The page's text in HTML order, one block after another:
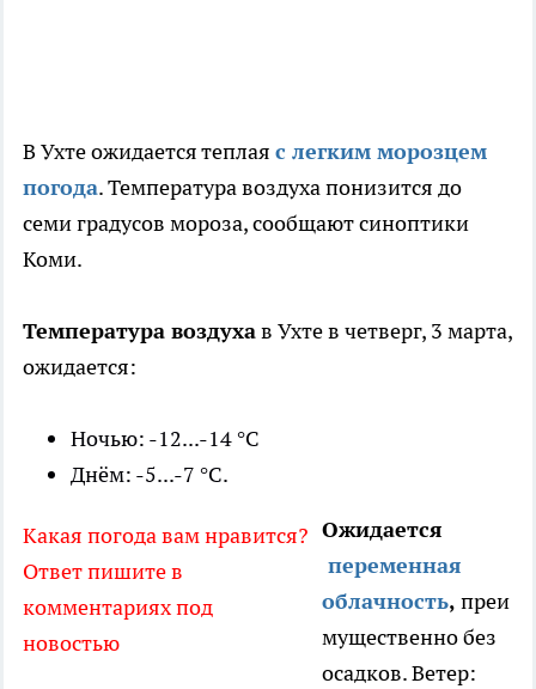
В Ухте ожидается теплая с легким морозцем
погода. Температура воздуха понизится до
семи градусов мороза, сообщают синоптики
Коми.
Температура воздухав Ухте в четверг, 3 марта,
ожидается:
Ночью: -12...-14 °C
Днём: -5...-7 °C.
Какая погода вам нравится?
Ответ пишите в
комментариях под
новостью
Ожидается
переменная
облачность, преи
мущественно без
осадков. Ветер: